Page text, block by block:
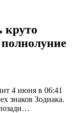
круто
4 июня в 06:41
знаков Зодиака.